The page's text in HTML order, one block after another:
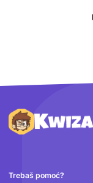
Podnožje
Trebaš pomoć?